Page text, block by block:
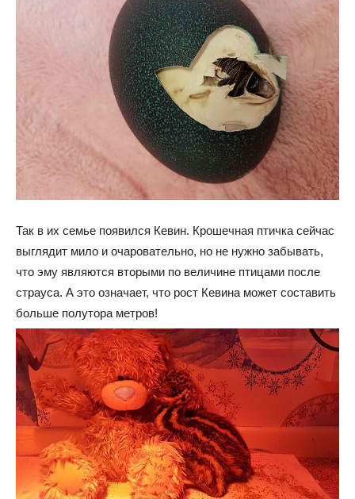
Так в их семье появился Кевин. Крошечная птичка сейчас
выглядит мило и очаровательно, но не нужно забывать,
что эму являются вторыми по величине птицами после
страуса. А это означает, что рост Кевина может составить
больше полутора метров!